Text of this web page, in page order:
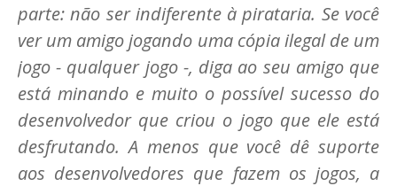
parte: não ser indiferente à pirataria. Se você
ver um amigo jogando uma cópia ilegal de um
jogo - qualquer jogo -, diga ao seu amigo que
está minando e muito o possível sucesso do
desenvolvedor que criou o jogo que ele está
desfrutando. A menos que você dê suporte
aos desenvolvedores que fazem os jogos, a